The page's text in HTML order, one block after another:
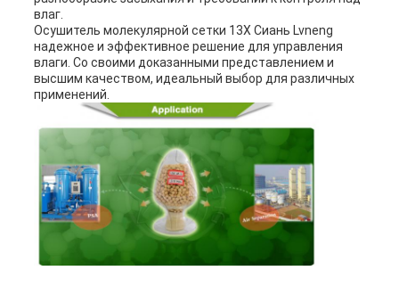
влаг.
Осушитель молекулярной сетки 13X Сиань Lvneng
надежное и эффективное решение для управления
влаги. Со своими доказанными представлением и
высшим качеством, идеальный выбор для различных
применений.